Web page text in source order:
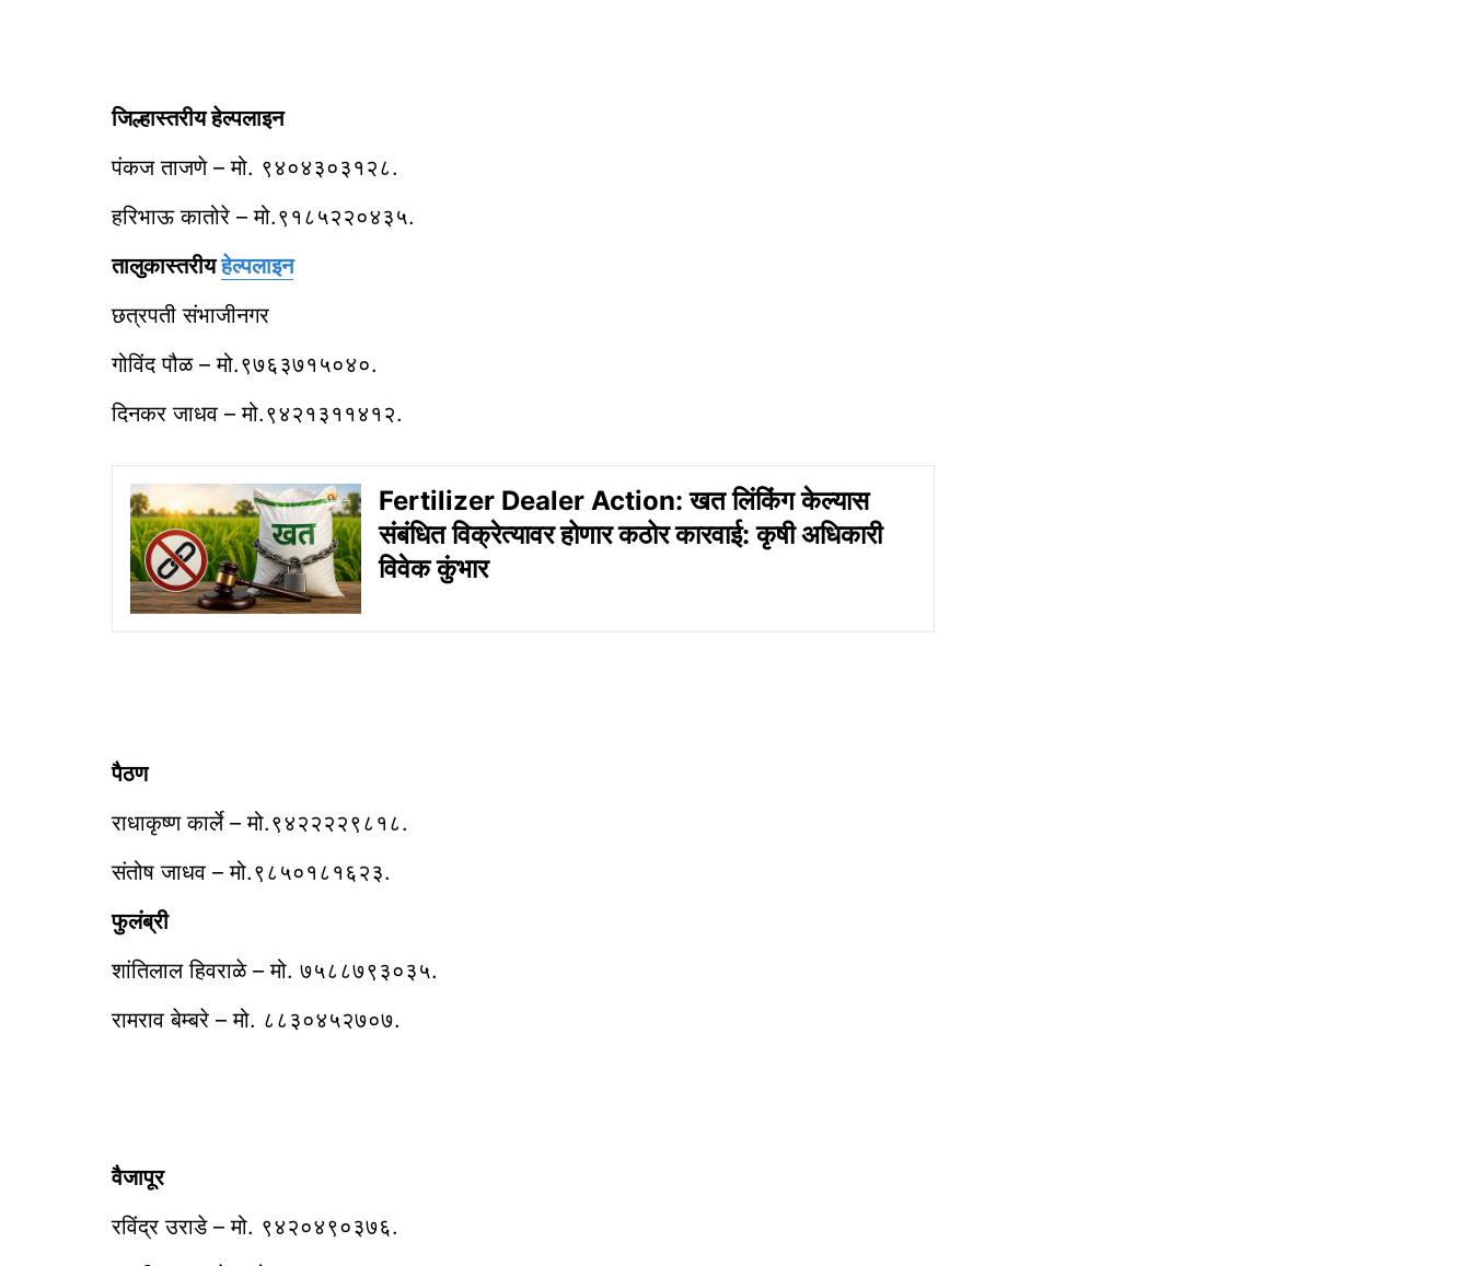
जिल्हास्तरीय हेल्पलाइन
पंकज ताजणे – मो. ९४०४३०३१२८.
हरिभाऊ कातोरे – मो.९१८५२२०४३५.
तालुकास्तरीयहेल्पलाइन
छत्रपती संभाजीनगर
गोविंद पौळ – मो.९७६३७१५०४०.
दिनकर जाधव – मो.९४२१३११४१२.
Fertilizer Dealer Action: खत लिंकिंग केल्यास
संबंधित विक्रेत्यावर होणार कठोर कारवाई: कृषी अधिकारी
विवेक कुंभार
पैठण
राधाकृष्ण कार्ले – मो.९४२२२२९८१८.
संतोष जाधव – मो.९८५०१८१६२३.
फुलंब्री
शांतिलाल हिवराळे – मो. ७५८८७९३०३५.
रामराव बेम्बरे – मो. ८८३०४५२७०७.
वैजापूर
रविंद्र उराडे – मो. ९४२०४९०३७६.